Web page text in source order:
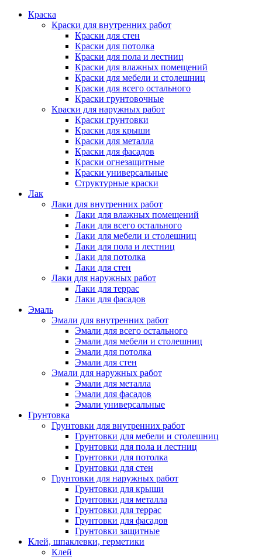
Краска
Краски для внутренних работ
Краски для стен
Краски для потолка
Краски для пола и лестниц
Краски для влажных помещений
Краски для мебели и столешниц
Краски для всего остального
Краски грунтовочные
Краски для наружных работ
Краски грунтовки
Краски для крыши
Краски для металла
Краски для фасадов
Краски огнезащитные
Краски универсальные
Структурные краски
Лак
Лаки для внутренних работ
Лаки для влажных помещений
Лаки для всего остального
Лаки для мебели и столешниц
Лаки для пола и лестниц
Лаки для потолка
Лаки для стен
Лаки для наружных работ
Лаки для террас
Лаки для фасадов
Эмаль
Эмали для внутренних работ
Эмали для всего остального
Эмали для мебели и столешниц
Эмали для потолка
Эмали для стен
Эмали для наружных работ
Эмали для металла
Эмали для фасадов
Эмали универсальные
Грунтовка
Грунтовки для внутренних работ
Грунтовки для мебели и столешниц
Грунтовки для пола и лестниц
Грунтовки для потолка
Грунтовки для стен
Грунтовки для наружных работ
Грунтовки для крыши
Грунтовки для металла
Грунтовки для террас
Грунтовки для фасадов
Грунтовки защитные
Клей, шпаклевки, герметики
Клей